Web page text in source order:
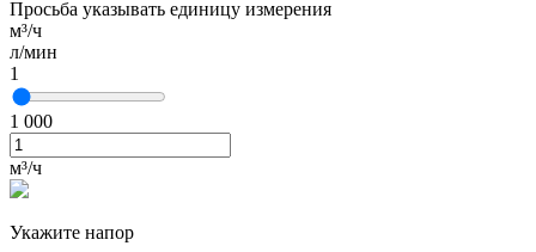
Просьба указывать единицу измерения
м³/ч
л/мин
1
1 000
м³/ч
Укажите напор